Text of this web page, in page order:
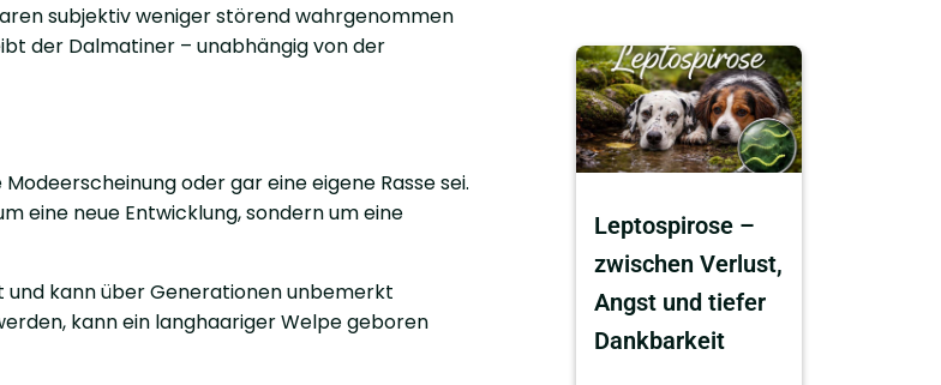
subjektiv weniger störend wahrgenommen
der Dalmatiner – unabhängig von der
oder gar eine eigene Rasse sei.
eine neue Entwicklung, sondern um eine
kann über Generationen unbemerkt
kann ein langhaariger Welpe geboren
Leptospirose –
zwischen Verlust,
Angst und tiefer
Dankbarkeit